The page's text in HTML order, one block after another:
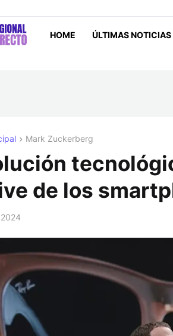
HOME ÚLTIMAS NOTICIAS
Mark Zuckerberg
de los